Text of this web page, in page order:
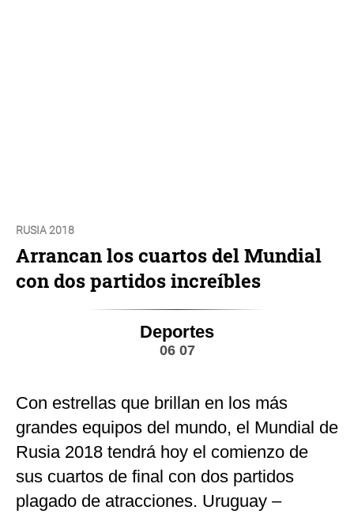
RUSIA 2018
Arrancan los cuartos del Mundial
con dos partidos increíbles
Deportes
06 07
Con estrellas que brillan en los más
grandes equipos del mundo, el Mundial de
Rusia 2018 tendrá hoy el comienzo de
sus cuartos de final con dos partidos
plagado de atracciones. Uruguay –